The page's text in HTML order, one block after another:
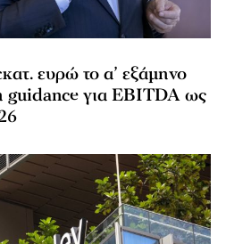
ευρώ το α’ εξάμηνο
guidance για EBITDA ως